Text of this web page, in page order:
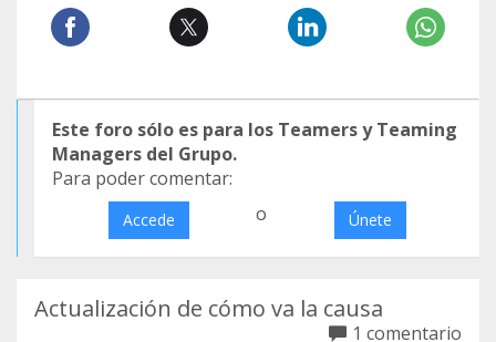
Este foro sólo es para los Teamers y Teaming
Managers del Grupo.
Para poder comentar:
Accede o Únete
Actualización de cómo va la causa
1 comentario